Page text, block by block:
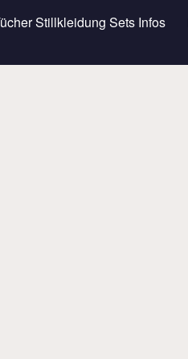
Stillkleidung Sets Infos